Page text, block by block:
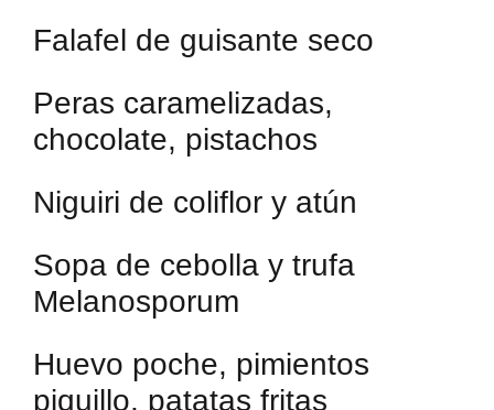
Falafel de guisante seco
Peras caramelizadas,
chocolate, pistachos
Niguiri de coliflor y atún
Sopa de cebolla y trufa
Melanosporum
Huevo poche, pimientos
piquillo, patatas fritas